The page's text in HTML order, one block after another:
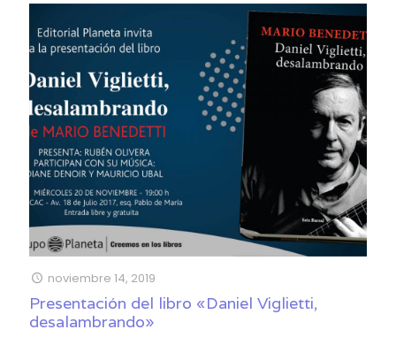
noviembre 14, 2019
Presentación del libro «Daniel Viglietti,
desalambrando»